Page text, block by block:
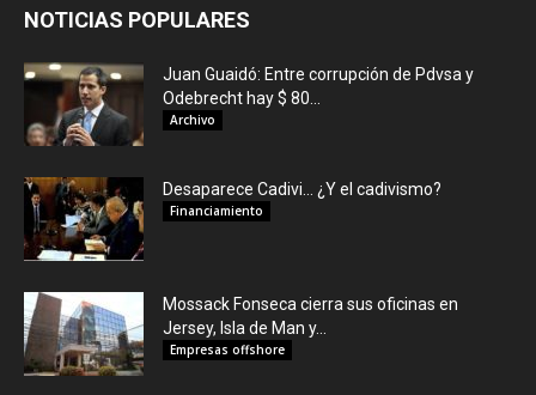
NOTICIAS POPULARES
Juan Guaidó: Entre corrupción de Pdvsa y
Odebrecht hay $ 80...
Archivo
Desaparece Cadivi… ¿Y el cadivismo?
Financiamiento
Mossack Fonseca cierra sus oficinas en
Jersey, Isla de Man y...
Empresas offshore